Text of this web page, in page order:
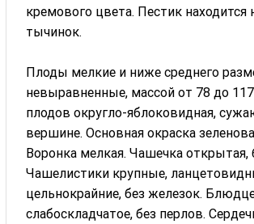
кремового цвета. Пестик находится
тычинок.
Плоды мелкие и ниже среднего
невыравненные, массой от 78 до
плодов округло-яблоковидная,
вершине. Основная окраска
Воронка мелкая. Чашечка открытая,
Чашелистики крупные,
цельнокрайние, без железок.
слабоскладчатое, без перлов.